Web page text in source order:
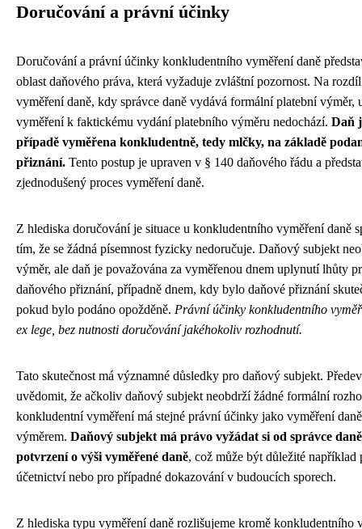
Doručování a právní účinky
Doručování a právní účinky konkludentního vyměření daně
oblast daňového práva, která vyžaduje zvláštní pozornost. Na
vyměření daně, kdy správce daně vydává formální platební výměr,
vyměření k faktickému vydání platebního výměru nedochází. Daň
případě vyměřena konkludentně, tedy mlčky, na základě
přiznání. Tento postup je upraven v § 140 daňového řádu a
zjednodušený proces vyměření daně.
Z hlediska doručování je situace u konkludentního vyměření daně
tím, že se žádná písemnost fyzicky nedoručuje. Daňový subjekt
výměr, ale daň je považována za vyměřenou dnem uplynutí lhůty
daňového přiznání, případně dnem, kdy bylo daňové přiznání
pokud bylo podáno opožděně. Právní účinky konkludentního
ex lege, bez nutnosti doručování jakéhokoliv rozhodnutí.
Tato skutečnost má významné důsledky pro daňový subjekt.
uvědomit, že ačkoliv daňový subjekt neobdrží žádné formální
konkludentní vyměření má stejné právní účinky jako vyměření
výměrem. Daňový subjekt má právo vyžádat si od správce
potvrzení o výši vyměřené daně, což může být důležité například
účetnictví nebo pro případné dokazování v budoucích sporech.
Z hlediska typu vyměření daně rozlišujeme kromě konkludentního